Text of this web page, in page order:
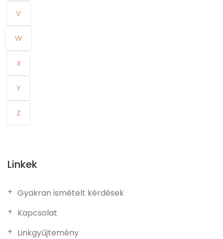
V
W
X
Y
Z
Linkek
Gyakran ismételt kérdések
Kapcsolat
Linkgyűjtemény